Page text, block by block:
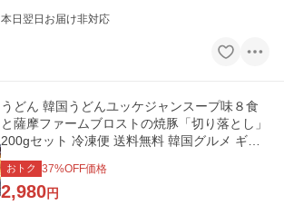
本日翌日お届け非対応
うどん 韓国うどんユッケジャンスープ味８食
と薩摩ファームブロストの焼豚「切り落とし」
200gセット 冷凍便 送料無料 韓国グルメ ギフ
ト
おトク 37%OFF価格
2,980円